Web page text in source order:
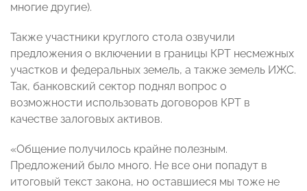
многие другие).
Также участники круглого стола озвучили
предложения о включении в границы КРТ несмежных
участков и федеральных земель, а также земель ИЖС.
Так, банковский сектор поднял вопрос о
возможности использовать договоров КРТ в
качестве залоговых активов.
«Общение получилось крайне полезным.
Предложений было много. Не все они попадут в
итоговый текст закона, но оставшиеся мы тоже не